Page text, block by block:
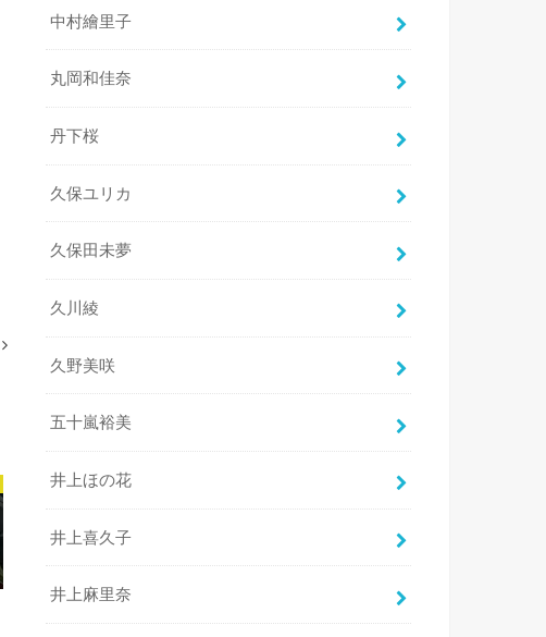
中村繪里子
丸岡和佳奈
丹下桜
久保ユリカ
久保田未夢
久川綾
久野美咲
五十嵐裕美
井上ほの花
井上喜久子
井上麻里奈